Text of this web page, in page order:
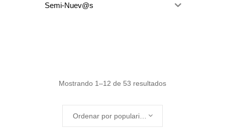
Semi-Nuev@s
Mostrando 1–12 de 53 resultadosOrdenado
Ordenar por popularidad